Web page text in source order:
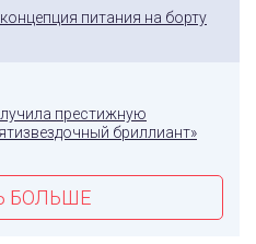
питания на борту
престижную
бриллиант»
БОЛЬШЕ